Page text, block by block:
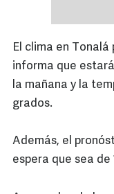
El clima en Tonalá
informa que
la mañana y la
grados.
Además, el
espera que sea de